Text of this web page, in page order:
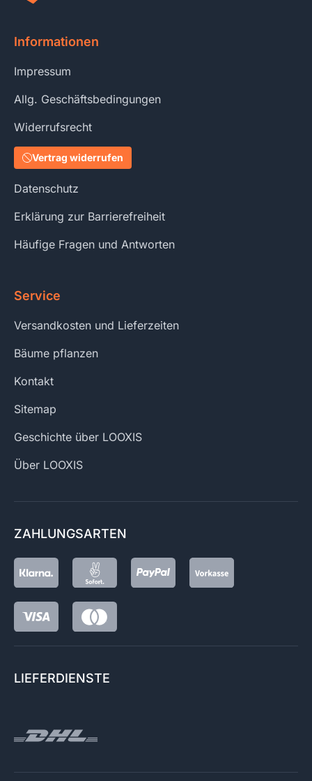
Informationen
Impressum
Allg. Geschäftsbedingungen
Widerrufsrecht
Vertrag widerrufen
Datenschutz
Erklärung zur Barrierefreiheit
Häufige Fragen und Antworten
Service
Versandkosten und Lieferzeiten
Bäume pflanzen
Kontakt
Sitemap
Geschichte über LOOXIS
Über LOOXIS
ZAHLUNGSARTEN
LIEFERDIENSTE